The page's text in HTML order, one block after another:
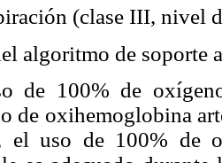
(clase III, nivel
algoritmo de soporte
de 100% de
de oxihemoglobina
el uso de 100% de